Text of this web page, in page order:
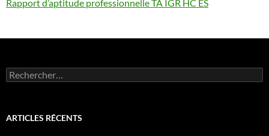
Rapport d’aptitude professionnelle TA IGR HC ES
Rechercher :
ARTICLES RÉCENTS